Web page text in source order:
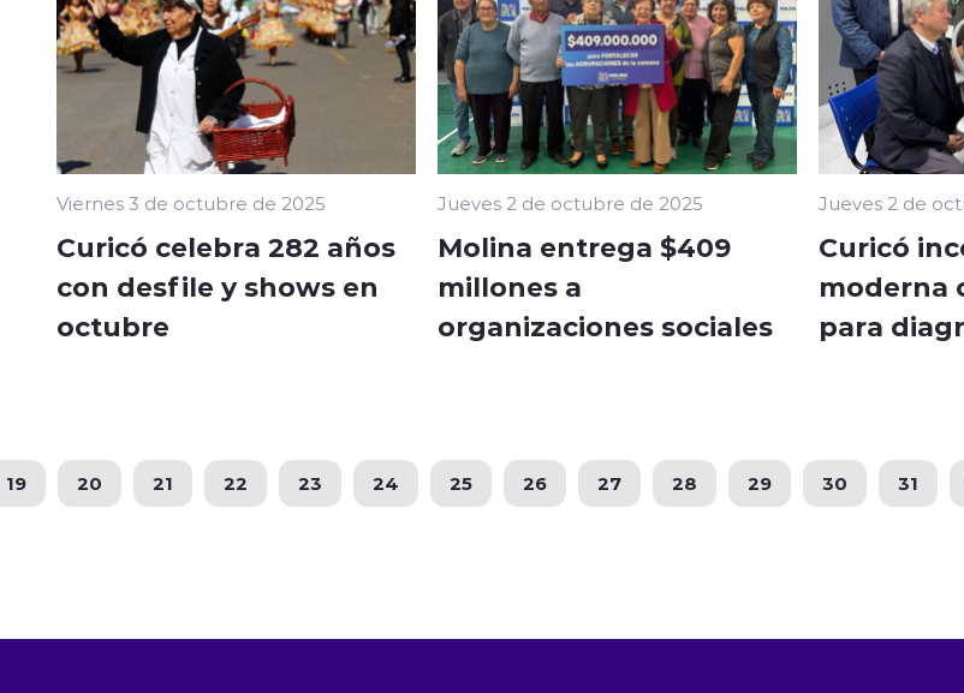
Viernes 3 de octubre de 2025
Curicó celebra 282 años
con desfile y shows en
octubre
Jueves 2 de octubre de 2025
Molina entrega $409
millones a
organizaciones sociales
Jueves 2 de
Curicó
moderna
para
19 20 21 22 23 24 25 26 27 28 29 30 31